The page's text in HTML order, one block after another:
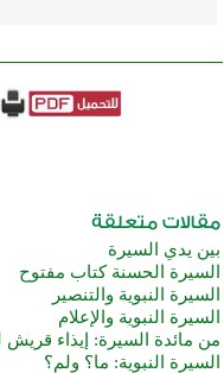
بين يدي السيرة
السيرة الحسنة كتاب مفتوح
السيرة النبوية والتنصير
السيرة النبوية والإعلام
من مائدة السيرة: إيذاء قريش
السيرة النبوية: ما؟ ولم؟